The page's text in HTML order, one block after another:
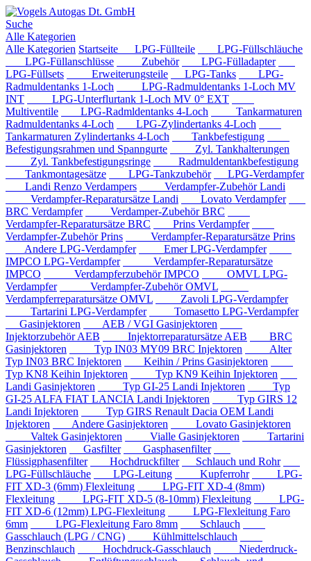
Suche
Alle Kategorien
Alle Kategorien Startseite LPG-Füllteile
LPG-Füllschläuche
LPG-Füllanschlüsse
Zubehör
LPG-Fülladapter
LPG-Füllsets
Erweiterungsteile LPG-Tanks
LPG-
Radmuldentanks 1-Loch
LPG-Radmuldentanks 1-Loch MV
INT
LPG-Unterflurtank 1-Loch MV 0° EXT
Multiventile
LPG-Radmldentanks 4-Loch
Tankarmaturen
Radmuldentanks 4-Loch
LPG-Zylindertanks 4-Loch
Tankarmaturen Zylindertanks 4-Loch
Tankbefestigung
Befestigungsrahmen und Spanngurte
Zyl. Tankhalterungen
Zyl. Tankbefestigungsringe
Radmuldentankbefestigung
Tankmontagesätze
LPG-Tankzubehör
LPG-Verdampfer
Landi Renzo Verdampers
Verdampfer-Zubehör Landi
Verdampfer-Reparatursätze Landi
Lovato Verdampfer
BRC Verdampfer
Verdamper-Zubehör BRC
Verdampfer-Reparatursätze BRC
Prins Verdampfer
Verdampfer-Zubehör Prins
Verdampfer-Reparatursätze Prins
Andere LPG-Verdampfer
Emer LPG-Verdampfer
IMPCO LPG-Verdampfer
Verdampfer-Reparatursätze
IMPCO
Verdampferzubehör IMPCO
OMVL LPG-
Verdampfer
Verdampfer-Zubehör OMVL
Verdampferreparatursätze OMVL
Zavoli LPG-Verdampfer
Tartarini LPG-Verdampfer
Tomasetto LPG-Verdampfer
Gasinjektoren
AEB / VGI Gasinjektoren
Injektorzubehör AEB
Injektorreparatursätze AEB
BRC
Gasinjektoren
Typ IN03 MY09 BRC Injektoren
Alter
Typ IN03 BRC Injektoren
Keihin / Prins Gasinjektoren
Typ KN8 Keihin Injektoren
Typ KN9 Keihin Injektoren
Landi Gasinjektoren
Typ GI-25 Landi Injektoren
Typ
GI-25 ALFA FIAT LANCIA Landi Injektoren
Typ GIRS 12
Landi Injektoren
Typ GIRS Renault Dacia OEM Landi
Injektoren
Andere Gasinjektoren
Lovato Gasinjektoren
Valtek Gasinjektoren
Vialle Gasinjektoren
Tartarini
Gasinjektoren
Gasfilter
Gasphasenfilter
Flüssigphasenfilter
Hochdruckfilter
Schlauch und Rohr
LPG-Füllschläuche
LPG-Leitung Kupferrohr
LPG-
FIT XD-3 (6mm) Flexleitung
LPG-FIT XD-4 (8mm)
Flexleitung
LPG-FIT XD-5 (8-10mm) Flexleitung
LPG-
FIT XD-6 (12mm) LPG-Flexleitung
LPG-Flexleitung Faro
6mm
LPG-Flexleitung Faro 8mm
Schlauch
Gasschlauch (LPG / CNG)
Kühlmittelschlauch
Benzinschlauch
Hochdruck-Gasschlauch
Niederdruck-